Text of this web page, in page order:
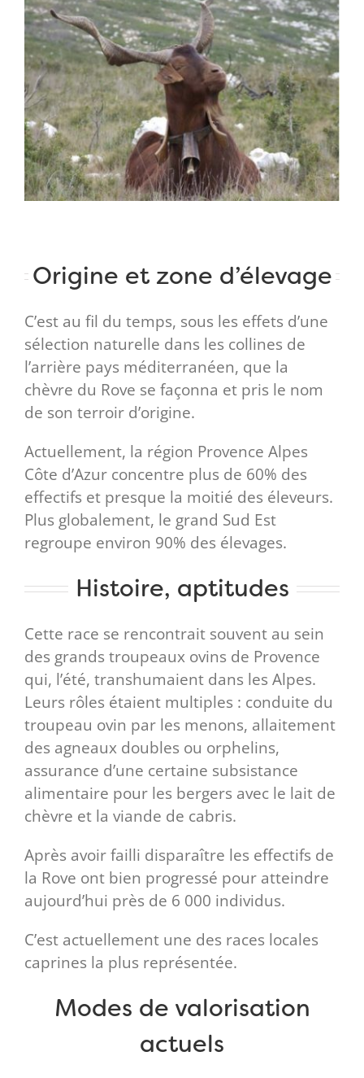
Image
Origine et zone d’élevage
C’est au fil du temps, sous les effets d’une
sélection naturelle dans les collines de
l’arrière pays méditerranéen, que la
chèvre du Rove se façonna et pris le nom
de son terroir d’origine.
Actuellement, la région Provence Alpes
Côte d’Azur concentre plus de 60% des
effectifs et presque la moitié des éleveurs.
Plus globalement, le grand Sud Est
regroupe environ 90% des élevages.
Histoire, aptitudes
Cette race se rencontrait souvent au sein
des grands troupeaux ovins de Provence
qui, l’été, transhumaient dans les Alpes.
Leurs rôles étaient multiples : conduite du
troupeau ovin par les menons, allaitement
des agneaux doubles ou orphelins,
assurance d’une certaine subsistance
alimentaire pour les bergers avec le lait de
chèvre et la viande de cabris.
Après avoir failli disparaître les effectifs de
la Rove ont bien progressé pour atteindre
aujourd’hui près de 6 000 individus.
C’est actuellement une des races locales
caprines la plus représentée.
Modes de valorisation
actuels